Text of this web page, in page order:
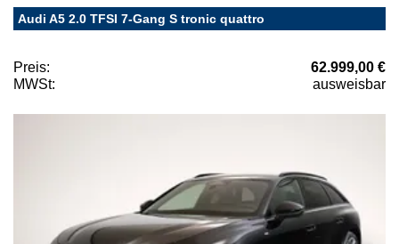
Audi A5 2.0 TFSI 7-Gang S tronic quattro
Preis:
62.999,00 €
MWSt:
ausweisbar